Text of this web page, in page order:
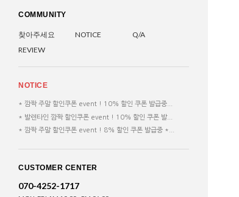
COMMUNITY
찾아주세요 NOTICE
Q/A
REVIEW
NOTICE
* 깜짝 주말 할인쿠폰 event ! 10% 할인 쿠폰 발급중...
* 발렌타인 깜짝 할인쿠폰 event ! 10% 할인 쿠폰 발...
* 깜짝 주말 할인쿠폰 event ! 8% 할인 쿠폰 발급중 *...
CUSTOMER CENTER
070-4252-1717